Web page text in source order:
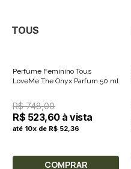
TOUS
Perfume Feminino Tous
LoveMe The Onyx Parfum 50 ml
R$ 748,00
R$ 523,60 à vista
até 10x de R$ 52,36
COMPRAR